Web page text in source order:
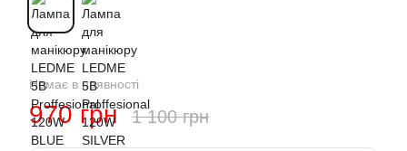
Немає в наявності
970 грн 1 100 грн